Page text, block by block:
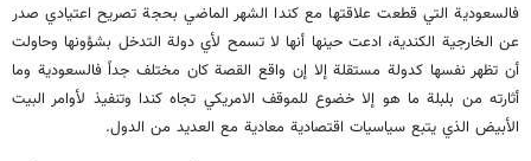
فالسعودية التي قطعت علاقتها مع كندا الشهر الماضي بحجة تصريح اعتيادي صدر
عن الخارجية الكندية، ادعت حينها أنها لا تسمح لأي دولة التدخل بشؤونها وحاولت
أن تظهر نفسها كدولة مستقلة إلا إن واقع القصة كان مختلف جداً فالسعودية وما
أثارته من بلبلة ما هو إلا خضوع للموقف الامريكي تجاه كندا وتنفيذ لأوامر البيت
الأبيض الذي يتبع سياسيات اقتصادية معادية مع العديد من الدول.